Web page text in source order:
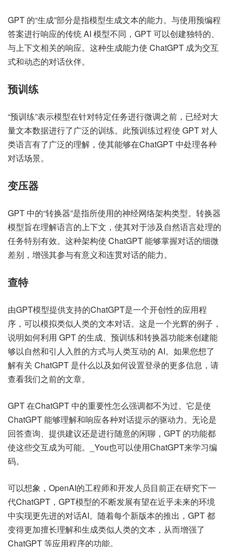
GPT 的“生成”部分是指模型生成文本的能力。与使用预编程
答案进行响应的传统 AI 模型不同，GPT 可以创建独特的、
与上下文相关的响应。这种生成能力使 ChatGPT 成为交互
式和动态的对话伙伴。
预训练
“预训练”表示模型在针对特定任务进行微调之前，已经对大
量文本数据进行了广泛的训练。此预训练过程使 GPT 对人
类语言有了广泛的理解，使其能够在ChatGPT 中处理各种
对话场景。
变压器
GPT 中的“转换器”是指所使用的神经网络架构类型。转换器
模型旨在理解语言的上下文，使其对于涉及自然语言处理的
任务特别有效。这种架构使 ChatGPT 能够掌握对话的细微
差别，增强其参与有意义和连贯对话的能力。
查特
由GPT模型提供支持的ChatGPT是一个开创性的应用程
序，可以模拟类似人类的文本对话。这是一个光辉的例子，
说明如何利用 GPT 的生成、预训练和转换器功能来创建能
够以自然和引人入胜的方式与人类互动的 AI。如果您想了
解有关 ChatGPT 是什么以及如何设置登录的更多信息，请
查看我们之前的文章。
GPT 在ChatGPT 中的重要性怎么强调都不为过。它是使
ChatGPT 能够理解和响应各种对话提示的驱动力。无论是
回答查询、提供建议还是进行随意的闲聊，GPT 的功能都
使这些交互成为可能。_You也可以使用ChatGPT来学习编
码。
可以想象，OpenAI的工程师和开发人员目前正在研究下一
代ChatGPT，GPT模型的不断发展有望在近乎未来的环境
中实现更先进的对话AI。随着每个新版本的推出，GPT 都
变得更加擅长理解和生成类似人类的文本，从而增强了
ChatGPT 等应用程序的功能。